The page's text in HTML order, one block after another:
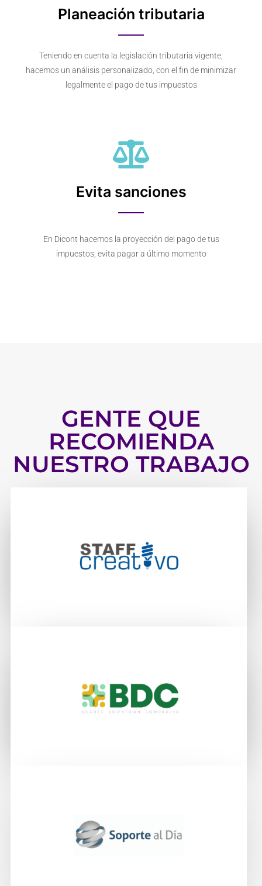
Planeación tributaria
Teniendo en cuenta la legislación tributaria vigente,
hacemos un análisis personalizado, con el fin de minimizar
legalmente el pago de tus impuestos
Evita sanciones
En Dicont hacemos la proyección del pago de tus
impuestos, evita pagar a último momento
GENTE QUE
RECOMIENDA
NUESTRO TRABAJO